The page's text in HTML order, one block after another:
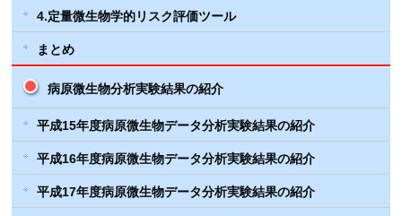
4.定量微生物学的リスク評価ツール
まとめ
病原微生物分析実験結果の紹介
平成15年度病原微生物データ分析実験結果の紹介
平成16年度病原微生物データ分析実験結果の紹介
平成17年度病原微生物データ分析実験結果の紹介